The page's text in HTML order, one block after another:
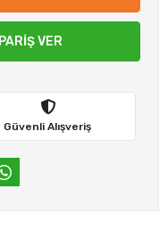
VER
Güvenli Alışveriş